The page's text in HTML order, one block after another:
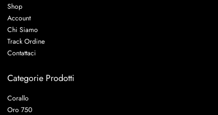
Categorie Prodotti
Corallo
Oro 750
Shop
Account
Chi Siamo
Track Ordine
Contattaci